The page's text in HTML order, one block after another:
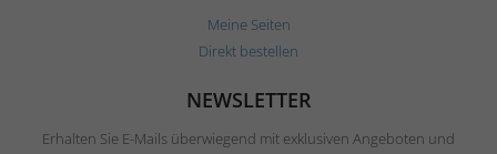
Meine Seiten
Direkt bestellen
NEWSLETTER
Erhalten Sie E-Mails überwiegend mit exklusiven Angeboten und